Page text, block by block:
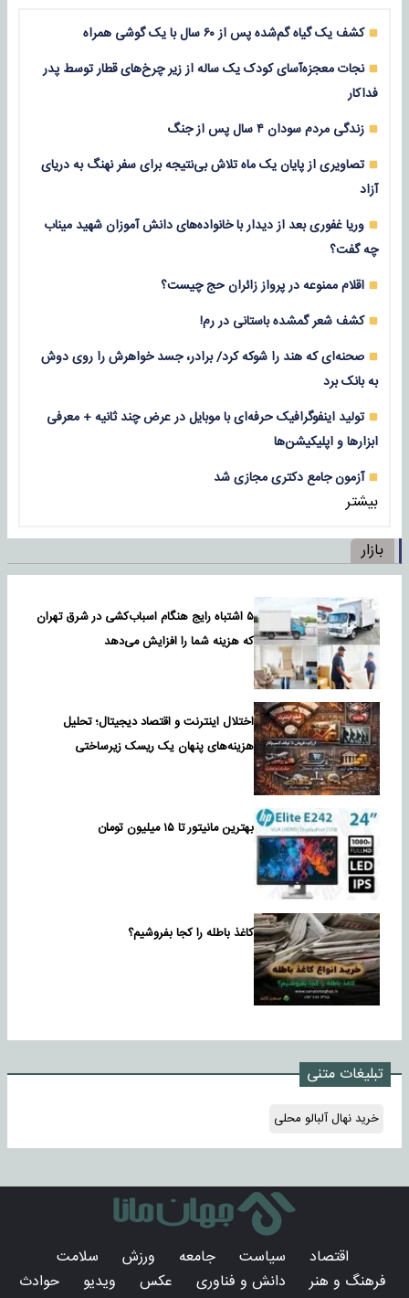
کشف یک گیاه گم‌شده پس از ۶۰ سال با یک گوشی همراه
نجات معجزه‌آسای کودک یک ساله از زیر چرخ‌های قطار توسط پدر
فداکار
زندگی مردم سودان ۴ سال پس از جنگ
تصاویری از پایان یک ماه تلاش بی‌نتیجه برای سفر نهنگ به دریای
آزاد
وریا غفوری بعد از دیدار با خانواده‌های دانش آموزان شهید میناب
چه گفت؟
اقلام ممنوعه در پرواز زائران حج چیست؟
کشف شعر گمشده باستانی در رم!
صحنه‌ای که هند را شوکه کرد/ برادر، جسد خواهرش را روی دوش
به بانک برد
تولید اینفوگرافیک حرفه‌ای با موبایل در عرض چند ثانیه + معرفی
ابزارها و اپلیکیشن‌ها
آزمون جامع دکتری مجازی شد
بیشتر
بازار
۵ اشتباه رایج هنگام اسباب‌کشی در شرق تهران
که هزینه شما را افزایش می‌دهد
اختلال اینترنت و اقتصاد دیجیتال؛ تحلیل
هزینه‌های پنهان یک ریسک زیرساختی
بهترین مانیتور تا ۱۵ میلیون تومان
کاغذ باطله را کجا بفروشیم؟
تبلیغات متنی
خرید نهال آلبالو محلی
اقتصاد سیاست جامعه ورزش
سلامت
فرهنگ و هنر
دانش و فناوری عکس ویدیو
حوادث